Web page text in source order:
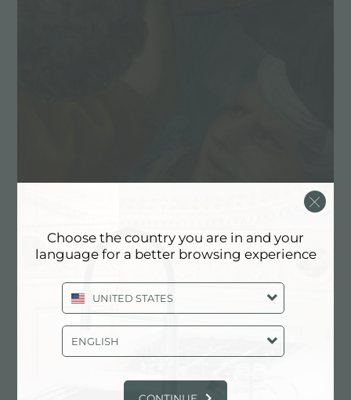
支持修复和保护艺术和文化遗产
Choose the country you are in and your
language for a better browsing experience
UNITED STATES
ENGLISH